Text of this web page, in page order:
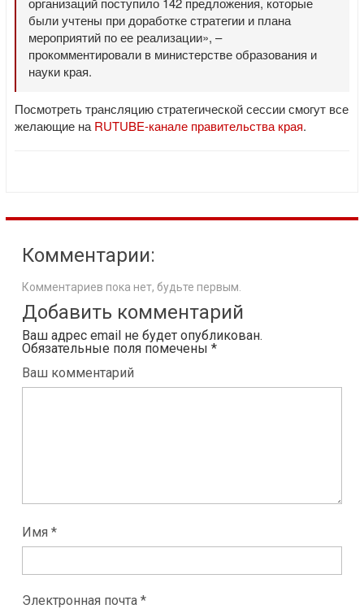
были учтены при доработке стратегии и плана
мероприятий по ее реализации», –
прокомментировали в министерстве образования и
науки края.
Посмотреть трансляцию стратегической сессии смогут все
желающие на RUTUBE-канале правительства края.
Комментарии:
Комментариев пока нет, будьте первым.
Добавить комментарий
Ваш адрес email не будет опубликован.
Обязательные поля помечены *
Ваш комментарий
Имя *
Электронная почта *